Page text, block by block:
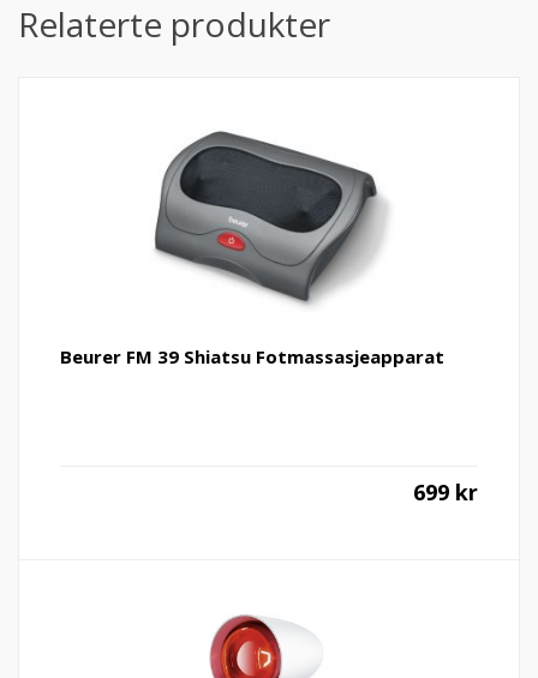
Relaterte produkter
Beurer FM 39 Shiatsu Fotmassasjeapparat
699 kr